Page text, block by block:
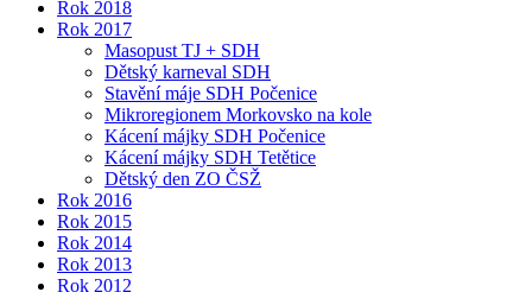
Rok 2018
Rok 2017
Masopust TJ + SDH
Dětský karneval SDH
Stavění máje SDH Počenice
Mikroregionem Morkovsko na kole
Kácení májky SDH Počenice
Kácení májky SDH Tetětice
Dětský den ZO ČSŽ
Rok 2016
Rok 2015
Rok 2014
Rok 2013
Rok 2012